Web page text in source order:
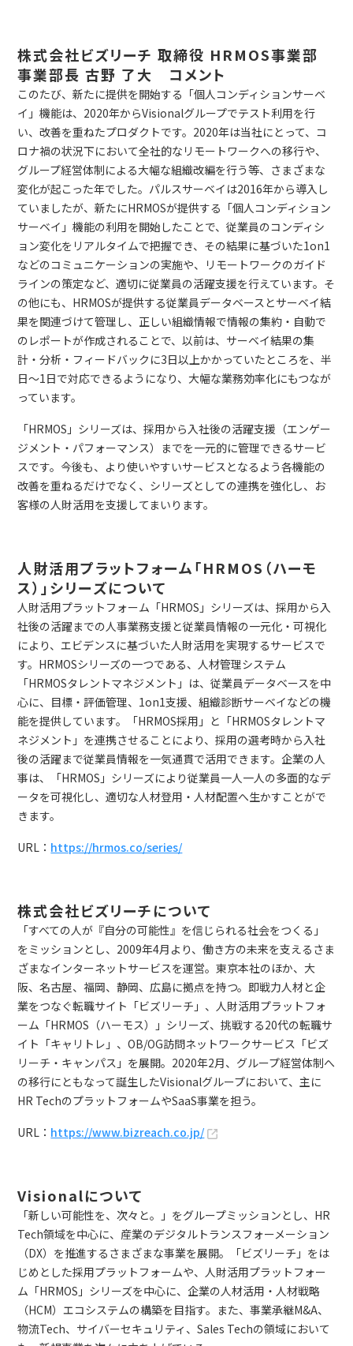
株式会社ビズリーチ 取締役 HRMOS事業部
事業部長 古野 了大 コメント
このたび、新たに提供を開始する「個人コンディションサーベ
イ」機能は、2020年からVisionalグループでテスト利用を行
い、改善を重ねたプロダクトです。2020年は当社にとって、コ
ロナ禍の状況下において全社的なリモートワークへの移行や、
グループ経営体制による大幅な組織改編を行う等、さまざまな
変化が起こった年でした。パルスサーベイは2016年から導入し
ていましたが、新たにHRMOSが提供する「個人コンディション
サーベイ」機能の利用を開始したことで、従業員のコンディシ
ョン変化をリアルタイムで把握でき、その結果に基づいた1on1
などのコミュニケーションの実施や、リモートワークのガイド
ラインの策定など、適切に従業員の活躍支援を行えています。そ
の他にも、HRMOSが提供する従業員データベースとサーベイ結
果を関連づけて管理し、正しい組織情報で情報の集約・自動で
のレポートが作成されることで、以前は、サーベイ結果の集
計・分析・フィードバックに3日以上かかっていたところを、半
日～1日で対応できるようになり、大幅な業務効率化にもつなが
っています。
「HRMOS」シリーズは、採用から入社後の活躍支援（エンゲー
ジメント・パフォーマンス）までを一元的に管理できるサービ
スです。今後も、より使いやすいサービスとなるよう各機能の
改善を重ねるだけでなく、シリーズとしての連携を強化し、お
客様の人財活用を支援してまいります。
人財活用プラットフォーム「HRMOS（ハーモ
ス）」シリーズについて
人財活用プラットフォーム「HRMOS」シリーズは、採用から入
社後の活躍までの人事業務支援と従業員情報の一元化・可視化
により、エビデンスに基づいた人財活用を実現するサービスで
す。HRMOSシリーズの一つである、人材管理システム
「HRMOSタレントマネジメント」は、従業員データベースを中
心に、目標・評価管理、1on1支援、組織診断サーベイなどの機
能を提供しています。「HRMOS採用」と「HRMOSタレントマ
ネジメント」を連携させることにより、採用の選考時から入社
後の活躍まで従業員情報を一気通貫で活用できます。企業の人
事は、「HRMOS」シリーズにより従業員一人一人の多面的なデ
ータを可視化し、適切な人材登用・人材配置へ生かすことがで
きます。
URL： https://hrmos.co/series/
株式会社ビズリーチについて
「すべての人が『自分の可能性』を信じられる社会をつくる」
をミッションとし、2009年4月より、働き方の未来を支えるさま
ざまなインターネットサービスを運営。東京本社のほか、大
阪、名古屋、福岡、静岡、広島に拠点を持つ。即戦力人材と企
業をつなぐ転職サイト「ビズリーチ」、人財活用プラットフォ
ーム「HRMOS（ハーモス）」シリーズ、挑戦する20代の転職サ
イト「キャリトレ」、OB/OG訪問ネットワークサービス「ビズ
リーチ・キャンパス」を展開。2020年2月、グループ経営体制へ
の移行にともなって誕生したVisionalグループにおいて、主に
HR TechのプラットフォームやSaaS事業を担う。
URL： https://www.bizreach.co.jp/
Visionalについて
「新しい可能性を、次々と。」をグループミッションとし、HR
Tech領域を中心に、産業のデジタルトランスフォーメーション
（DX）を推進するさまざまな事業を展開。「ビズリーチ」をは
じめとした採用プラットフォームや、人財活用プラットフォー
ム「HRMOS」シリーズを中心に、企業の人材活用・人材戦略
（HCM）エコシステムの構築を目指す。また、事業承継M&A、
物流Tech、サイバーセキュリティ、Sales Techの領域において